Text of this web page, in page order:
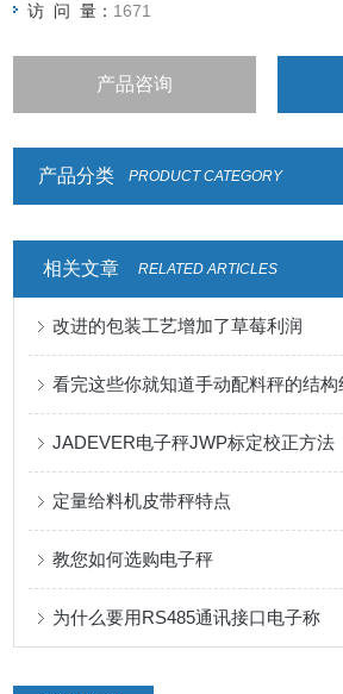
访 问 量： 1671
产品咨询
产品分类 PRODUCT CATEGORY
相关文章 RELATED ARTICLES
改进的包装工艺增加了草莓利润
看完这些你就知道手动配料秤的结构
JADEVER电子秤JWP标定校正方法
定量给料机皮带秤特点
教您如何选购电子秤
为什么要用RS485通讯接口电子称